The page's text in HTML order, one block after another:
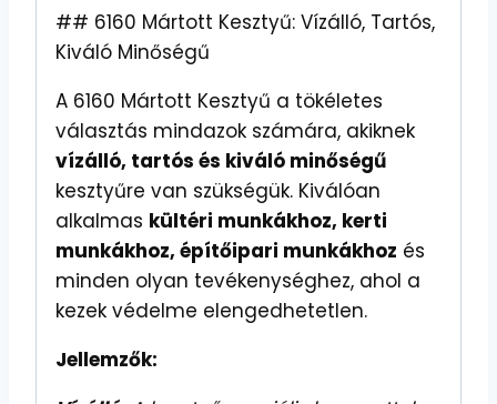
## 6160 Mártott Kesztyű: Vízálló, Tartós,
Kiváló Minőségű
A 6160 Mártott Kesztyű a tökéletes
választás mindazok számára, akiknek
vízálló, tartós és kiváló minőségű
kesztyűre van szükségük. Kiválóan
alkalmas kültéri munkákhoz, kerti
munkákhoz, építőipari munkákhoz és
minden olyan tevékenységhez, ahol a
kezek védelme elengedhetetlen.
Jellemzők: